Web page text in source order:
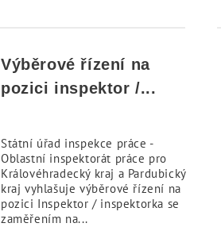
Výběrové řízení na
pozici inspektor /...
Státní úřad inspekce práce -
Oblastní inspektorát práce pro
Královéhradecký kraj a Pardubický
kraj vyhlašuje výběrové řízení na
pozici Inspektor / inspektorka se
zaměřením na...